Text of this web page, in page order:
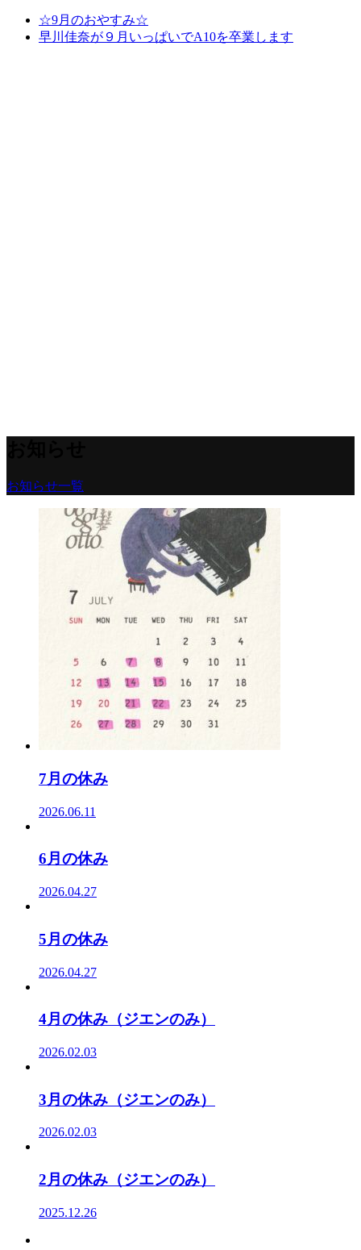
☆9月のおやすみ☆
早川佳奈が９月いっぱいでA10を卒業します
お知らせ一覧
7月の休み
2026.06.11
6月の休み
2026.04.27
5月の休み
2026.04.27
4月の休み（ジエンのみ）
2026.02.03
3月の休み（ジエンのみ）
2026.02.03
2月の休み（ジエンのみ）
2025.12.26